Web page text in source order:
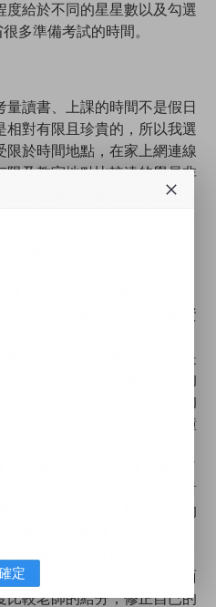
度給於不同的星星數以及勾選
多準備考試的時間。
讀書、上課的時間不是假日
相對有限且珍貴的，所以我選
於時間地點，在家上網連線
限及教室地點比較遠的學員非
是選擇TKB高考三等上榜
是不能夠隨便開班授課的，
用多花精力跟時間額外收集資
教材，專心準備就可以了。
重點，所以上課專心做筆記是
一本自己的筆記，除了老師的
外，也針對自己比較容易忘的
己能夠在考試前短短的幾分鐘
學科觀念是互通的，讀通了
所以我是先讀環境工程概論對
基礎後，後續再針對比較細的
氣污染等科目。
，有考試都可以報名參加，
度夠不夠應付考試，另一方面
比較老師的給分，修正自已的
定